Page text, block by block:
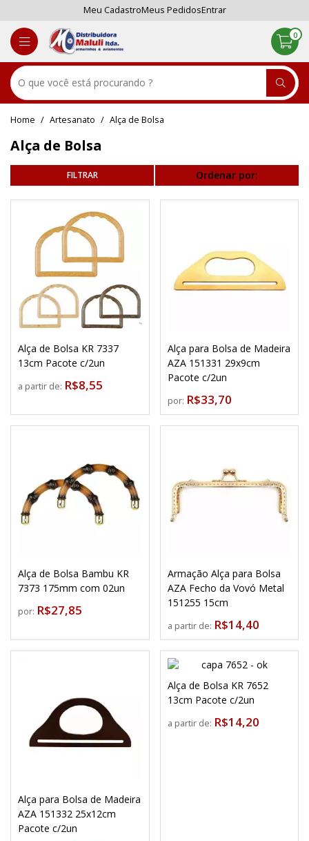
Meu CadastroMeus PedidosEntrar
0
Artesanato Alça de Bolsa
Alça de Bolsa
Ordenar por:
Alça de Bolsa KR 7337
13cm Pacote c/2un
a partir de: R$8,55
Alça para Bolsa de Madeira
AZA 151331 29x9cm
Pacote c/2un
por: R$33,70
Alça de Bolsa Bambu KR
7373 175mm com 02un
por: R$27,85
Armação Alça para Bolsa
AZA Fecho da Vovó Metal
151255 15cm
a partir de: R$14,40
Alça para Bolsa de Madeira
AZA 151332 25x12cm
Pacote c/2un
Alça de Bolsa KR 7652
13cm Pacote c/2un
a partir de: R$14,20